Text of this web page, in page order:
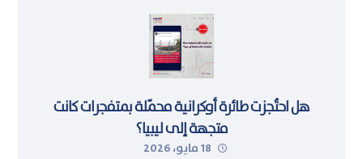
هل احتُجزت طائرة أوكرانية محمّلة بمتفجرات كانت
متجهة إلى ليبيا؟
18 مايو، 2026